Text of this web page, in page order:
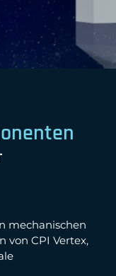
mechanischen
von CPI Vertex,